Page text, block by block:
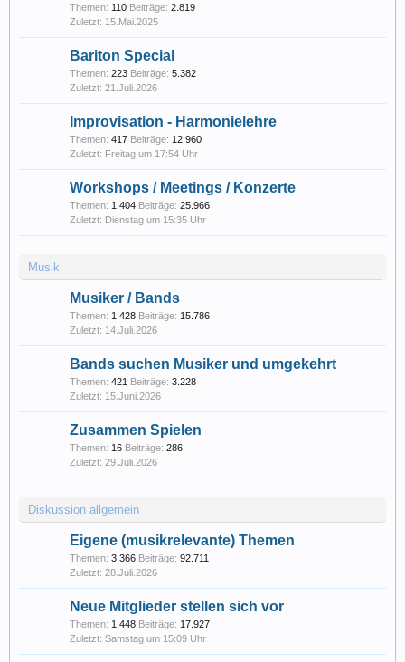
Themen: 110 Beiträge: 2.819
15.Mai.2025
Bariton Special
Themen: 223 Beiträge: 5.382
21.Juli.2026
Improvisation - Harmonielehre
Themen: 417 Beiträge: 12.960
Freitag um 17:54 Uhr
Workshops / Meetings / Konzerte
Themen: 1.404 Beiträge: 25.966
Dienstag um 15:35 Uhr
Musik
Musiker / Bands
Themen: 1.428 Beiträge: 15.786
14.Juli.2026
Bands suchen Musiker und umgekehrt
Themen: 421 Beiträge: 3.228
15.Juni.2026
Zusammen Spielen
Themen: 16 Beiträge: 286
29.Juli.2026
Diskussion allgemein
Eigene (musikrelevante) Themen
Themen: 3.366 Beiträge: 92.711
28.Juli.2026
Neue Mitglieder stellen sich vor
Themen: 1.448 Beiträge: 17.927
Samstag um 15:09 Uhr